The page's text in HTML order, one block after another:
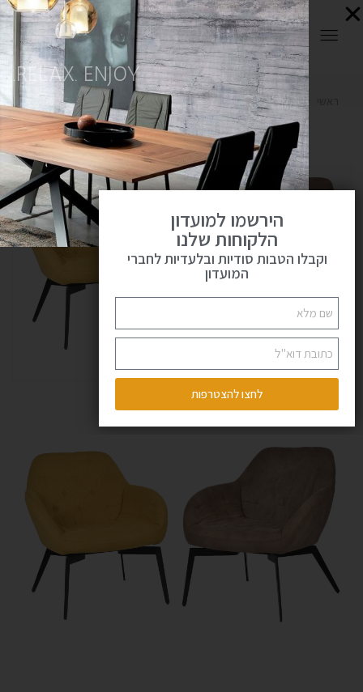
OUTLET כורסאות כורסא דגם RC16036
RELAX. ENJOY.
הירשמו למועדון
הלקוחות שלנו
וקבלו הטבות סודיות ובלעדיות לחברי
המועדון
לחצו להצטרפות